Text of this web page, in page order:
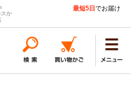
スか
最短5日 でお届け